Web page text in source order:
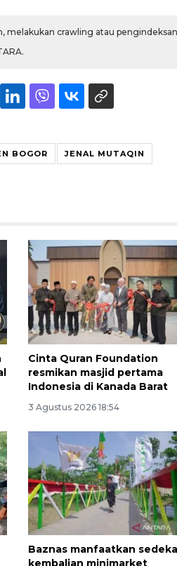
melakukan crawling atau
BOGOR JENAL MUTAQIN
Cinta Quran Foundation
resmikan masjid pertama
Indonesia di Kanada Barat
3 Agustus 2026 18:54
Baznas manfaatkan